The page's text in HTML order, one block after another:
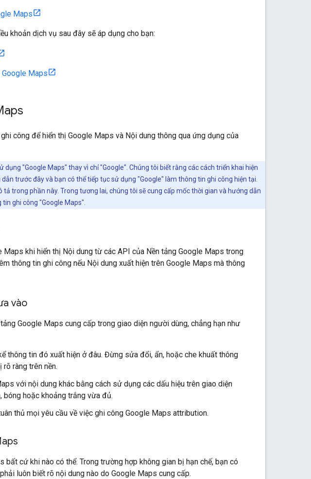
Maps
khoản dịch vụ sau đây sẽ áp dụng cho bạn:
Google Maps
công để hiển thị Google Maps và Nội dung thông qua ứng dụng của
dụng "Google Maps" thay vì chỉ "Google". Chúng tôi biết rằng các cách triển khai hiện
trước đây và bạn có thể tiếp tục sử dụng "Google" làm thông tin ghi công hiện tại.
tả trong phần này. Trong tương lai, chúng tôi sẽ cung cấp mốc thời gian và hướng dẫn
ghi công "Google Maps".
Maps khi hiển thị Nội dung từ các API của Nền tảng Google Maps trong
thông tin ghi công nếu Nội dung xuất hiện trên Google Maps mà thông
vào
Google Maps cung cấp trong giao diện người dùng, chẳng hạn như
thông tin đó xuất hiện ở đâu. Đừng sửa đổi, ẩn, hoặc che khuất thông
rõ ràng trên nền.
với nội dung khác bằng cách sử dụng các dấu hiệu trên giao diện
bóng hoặc khoảng trắng vừa đủ.
thủ mọi yêu cầu về việc ghi công Google Maps attribution.
bất cứ khi nào có thể. Trong trường hợp không gian bị hạn chế, bạn có
luôn biết rõ nội dung nào do Google Maps cung cấp.